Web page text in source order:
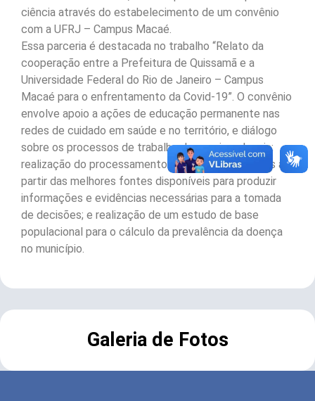
ciência através do estabelecimento de um convênio
com a UFRJ – Campus Macaé.
Essa parceria é destacada no trabalho “Relato da
cooperação entre a Prefeitura de Quissamã e a
Universidade Federal do Rio de Janeiro – Campus
Macaé para o enfrentamento da Covid-19”. O convênio
envolve apoio a ações de educação permanente nas
redes de cuidado em saúde e no território, e diálogo
sobre os processos de trabalho das equipes locais;
realização do processamento e a análise dos dados a
partir das melhores fontes disponíveis para produzir
informações e evidências necessárias para a tomada
de decisões; e realização de um estudo de base
populacional para o cálculo da prevalência da doença
no município.
Galeria de Fotos